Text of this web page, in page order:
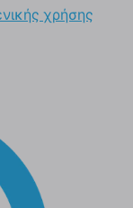
χρήσης